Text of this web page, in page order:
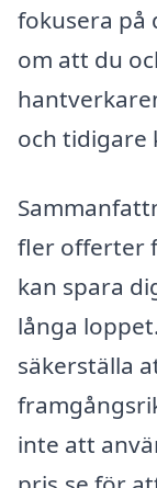
fokusera på
om att du
och tidigare
fler offerter
kan spara
långa
säkerställa
inte att